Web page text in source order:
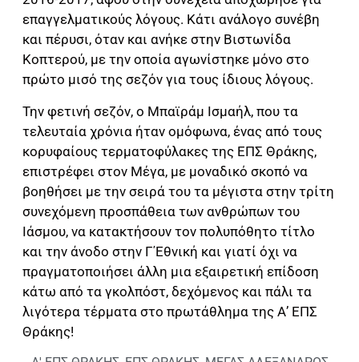
επαγγελματικούς λόγους. Κάτι ανάλογο συνέβη
και πέρυσι, όταν και ανήκε στην Βιστωνίδα
Κοπτερού, με την οποία αγωνίστηκε μόνο στο
πρώτο μισό της σεζόν για τους ίδιους λόγους.
Την φετινή σεζόν, ο Μπαϊράμ Ισμαήλ, που τα
τελευταία χρόνια ήταν ομόφωνα, ένας από τους
κορυφαίους τερματοφύλακες της ΕΠΣ Θράκης,
επιστρέφει στον Μέγα, με μοναδικό σκοπό να
βοηθήσει με την σειρά του τα μέγιστα στην τρίτη
συνεχόμενη προσπάθεια των ανθρώπων του
Ιάσμου, να κατακτήσουν τον πολυπόθητο τίτλο
και την άνοδο στην Γ΄Εθνική και γιατί όχι να
πραγματοποιήσει άλλη μια εξαιρετική επίδοση
κάτω από τα γκολπόστ, δεχόμενος και πάλι τα
λιγότερα τέρματα στο πρωτάθλημα της Α’ ΕΠΣ
Θράκης!